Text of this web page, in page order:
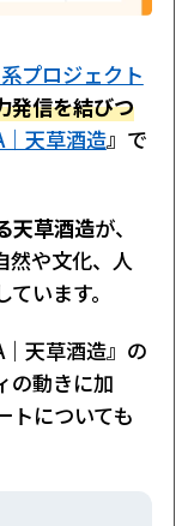
プロジェクト
発信を結びつ
天草酒造』で
天草酒造が、
然や文化、人
います。
天草酒造』の
の動きに加
トについても